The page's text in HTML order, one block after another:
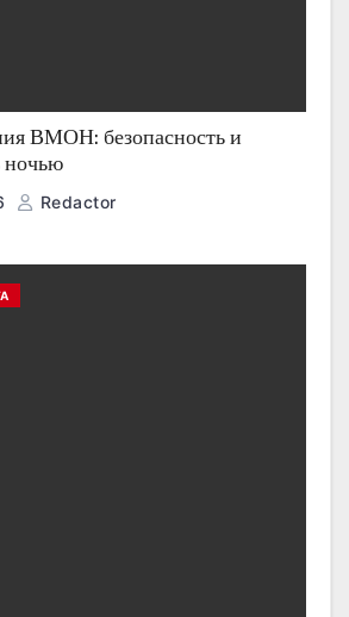
ВМОН: безопасность и
ночью
Redactor